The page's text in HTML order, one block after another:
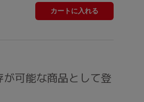
カートに入れる
可能な商品として登